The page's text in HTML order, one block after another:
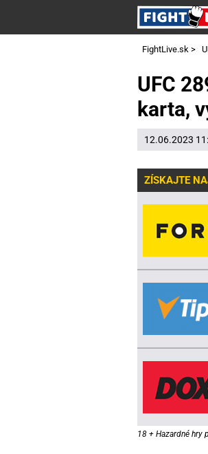
FightLive.sk >
UFC
karta,
12.06.2023
ZÍSKAJTE
18 + Hazardné hry